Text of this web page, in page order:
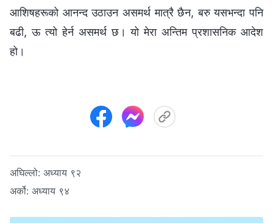
आशिषहरूको आनन्द उठाउन असमर्थ मात्रै छैन, बरु यसभन्दा पनि
बढी, ऊ त्यो हेर्न असमर्थ छ। यो मेरा अन्तिम प्रशासनिक आदेश
हो।
अघिल्लो: अध्याय ९२
अर्को: अध्याय ९४